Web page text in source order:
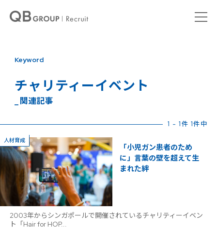
Keyword
チャリティーイベント
_ 関連記事
1 - 1件 1件中
人材育成
「小児ガン患者のため
に」言葉の壁を超えて生
まれた絆
2003年からシンガポールで開催されているチャリティーイベン
ト「Hair for HOP...